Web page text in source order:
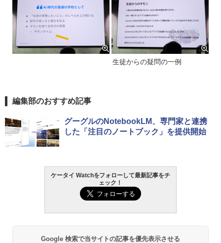
生徒からの疑問の一例
編集部のおすすめ記事
グーグルのNotebookLM、専門家と連携
した「注目のノートブック」を提供開始
ケータイ Watchをフォローして最新記事をチ
ェック！
Google 検索で当サイトの記事を優先表示させる